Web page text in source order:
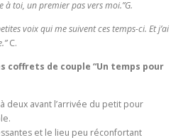
toi, un premier pas vers moi.”G.
voix qui me suivent ces temps-ci. Et j’ai
C.
coffrets de couple “Un temps pour
deux avant l’arrivée du petit pour
et le lieu peu réconfortant